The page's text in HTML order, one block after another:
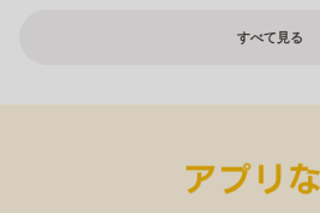
すべて見る